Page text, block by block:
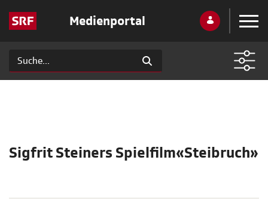
Medienportal
Sigfrit Steiners Spielfilm«Steibruch»